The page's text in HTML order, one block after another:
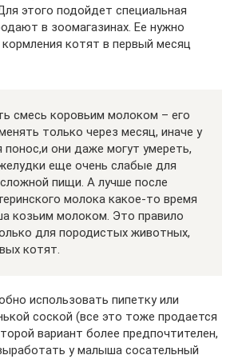
этого подойдет специальная
в зоомагазинах. Ее нужно
котят в первый месяц
смесь коровьим молоком – его
только через месяц, иначе у
понос,и они даже могут умереть,
еще очень слабые для
пищи. А лучше после
молока какое-то время
козьим молоком. Это правило
для породистых животных,
котят.
использовать пипетку или
соской (все это тоже продается
вариант более предпочтителен,
у малыша сосательный